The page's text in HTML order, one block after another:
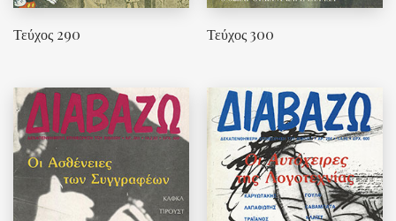
Τεύχος 290 Τεύχος 300